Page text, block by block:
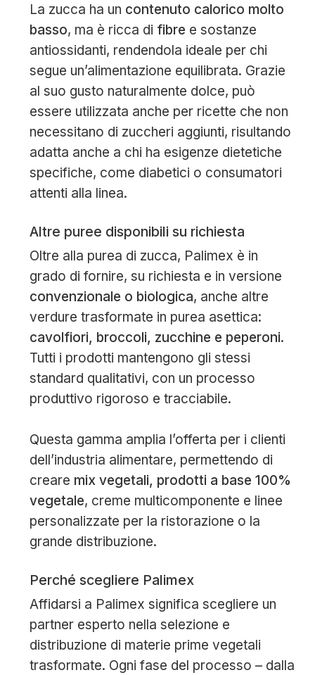
La zucca ha un contenuto calorico molto
basso, ma è ricca di fibre e sostanze
antiossidanti, rendendola ideale per chi
segue un’alimentazione equilibrata. Grazie
al suo gusto naturalmente dolce, può
essere utilizzata anche per ricette che non
necessitano di zuccheri aggiunti, risultando
adatta anche a chi ha esigenze dietetiche
specifiche, come diabetici o consumatori
attenti alla linea.
Altre puree disponibili su richiesta
Oltre alla purea di zucca, Palimex è in
grado di fornire, su richiesta e in versione
convenzionale o biologica, anche altre
verdure trasformate in purea asettica:
cavolfiori, broccoli, zucchine e peperoni.
Tutti i prodotti mantengono gli stessi
standard qualitativi, con un processo
produttivo rigoroso e tracciabile.
Questa gamma amplia l’offerta per i clienti
dell’industria alimentare, permettendo di
creare mix vegetali, prodotti a base 100%
vegetale, creme multicomponente e linee
personalizzate per la ristorazione o la
grande distribuzione.
Perché scegliere Palimex
Affidarsi a Palimex significa scegliere un
partner esperto nella selezione e
distribuzione di materie prime vegetali
trasformate. Ogni fase del processo – dalla